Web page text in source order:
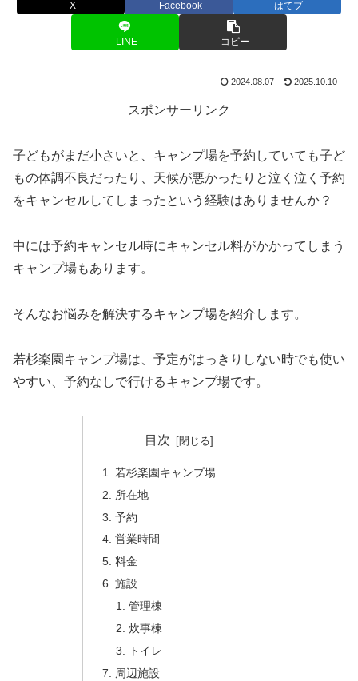
X Facebook はてブ
LINE コピー
2024.08.07 2025.10.10
スポンサーリンク
子どもがまだ小さいと、キャンプ場を予約していても子ど
もの体調不良だったり、天候が悪かったりと泣く泣く予約
をキャンセルしてしまったという経験はありませんか？
中には予約キャンセル時にキャンセル料がかかってしまう
キャンプ場もあります。
そんなお悩みを解決するキャンプ場を紹介します。
若杉楽園キャンプ場は、予定がはっきりしない時でも使い
やすい、予約なしで行けるキャンプ場です。
目次
若杉楽園キャンプ場
所在地
予約
営業時間
料金
施設
管理棟
炊事棟
トイレ
周辺施設